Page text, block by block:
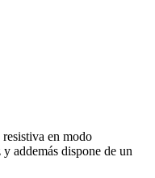
en modo
addemás dispone de un